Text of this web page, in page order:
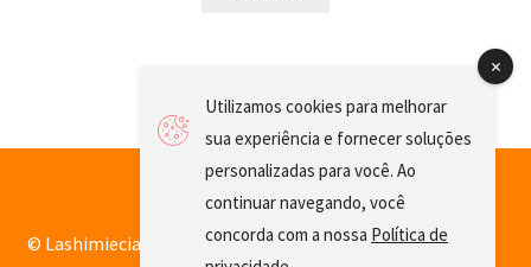
© Lashimiecia 2026
Utilizamos cookies para melhorar
sua experiência e fornecer soluções
personalizadas para você. Ao
continuar navegando, você
concorda com a nossa Política de